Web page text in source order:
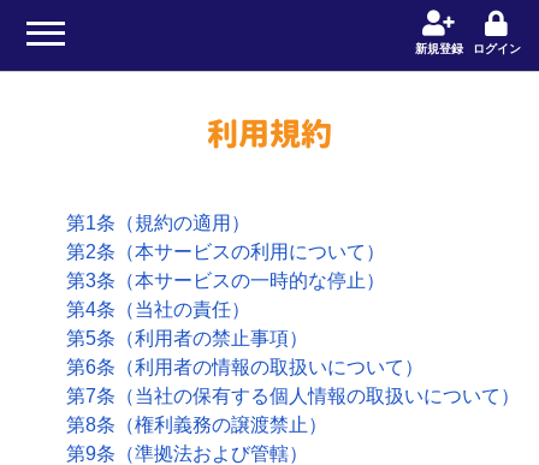
新規登録 ログイン
Home
利用規約
第1条（規約の適用）
第2条（本サービスの利用について）
第3条（本サービスの一時的な停止）
第4条（当社の責任）
第5条（利用者の禁止事項）
第6条（利用者の情報の取扱いについて）
第7条（当社の保有する個人情報の取扱いについて）
第8条（権利義務の譲渡禁止）
第9条（準拠法および管轄）